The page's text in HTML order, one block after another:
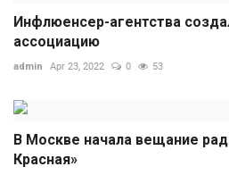
Инфлюенсер-агентства
ассоциацию
admin Apr 23, 2022 0 53
В Москве начала вещание
Красная»